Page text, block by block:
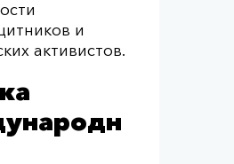
и
активистов.